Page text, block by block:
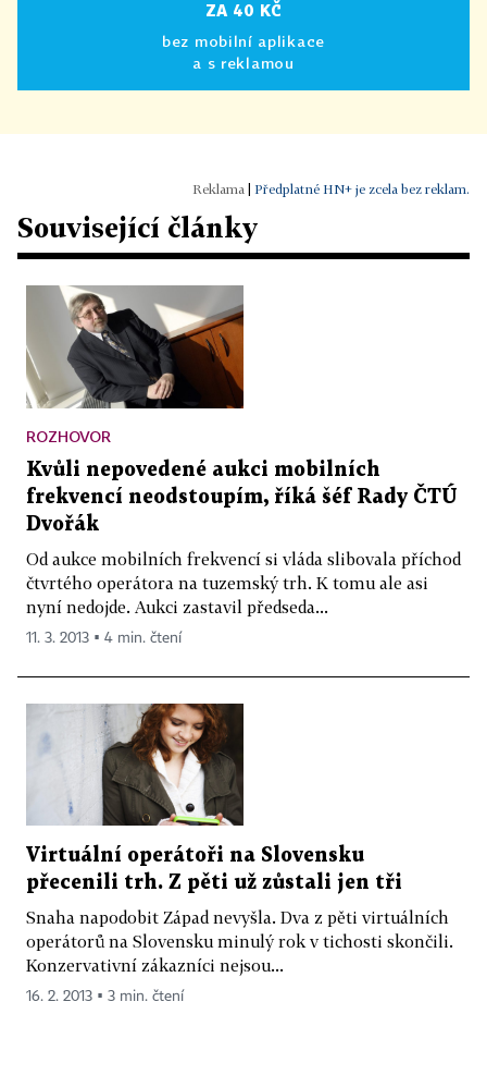
ZA 40 KČ
bez mobilní aplikace
a s reklamou
Předplatné HN+ je zcela bez reklam.
Související články
ROZHOVOR
Kvůli nepovedené aukci mobilních
frekvencí neodstoupím, říká šéf Rady ČTÚ
Dvořák
Od aukce mobilních frekvencí si vláda slibovala příchod
čtvrtého operátora na tuzemský trh. K tomu ale asi
nyní nedojde. Aukci zastavil předseda...
11. 3. 2013 ▪ 4 min. čtení
Virtuální operátoři na Slovensku
přecenili trh. Z pěti už zůstali jen tři
Snaha napodobit Západ nevyšla. Dva z pěti virtuálních
operátorů na Slovensku minulý rok v tichosti skončili.
Konzervativní zákazníci nejsou...
16. 2. 2013 ▪ 3 min. čtení